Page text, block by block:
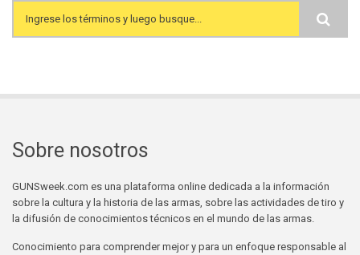
Search form
Sobre nosotros
GUNSweek.com es una plataforma online dedicada a la información
sobre la cultura y la historia de las armas, sobre las actividades de tiro y
la difusión de conocimientos técnicos en el mundo de las armas.
Conocimiento para comprender mejor y para un enfoque responsable al